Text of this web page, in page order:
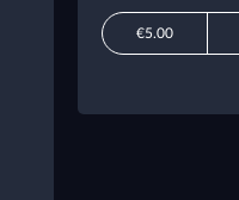
€5.00